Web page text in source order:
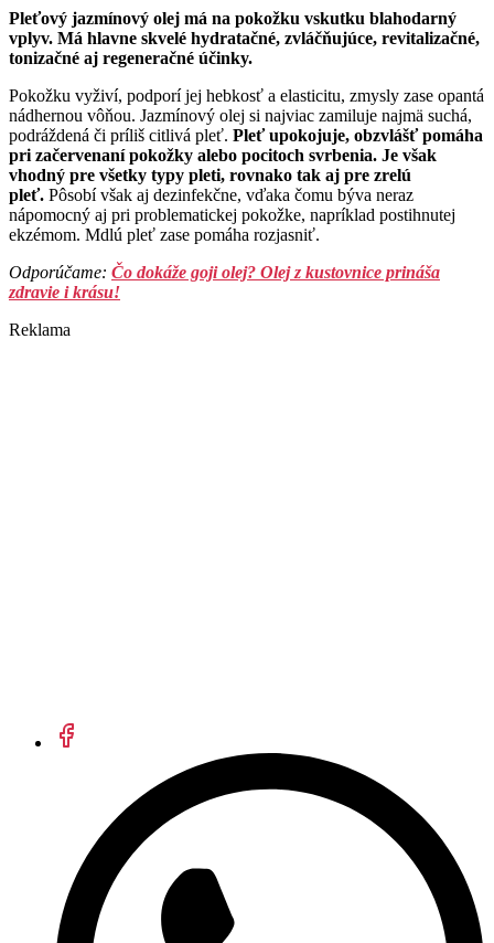
Pleťový jazmínový olej má na pokožku vskutku blahodarný
vplyv. Má hlavne skvelé hydratačné, zvláčňujúce, revitalizačné,
tonizačné aj regeneračné účinky.
Pokožku vyživí, podporí jej hebkosť a elasticitu, zmysly zase opantá
nádhernou vôňou. Jazmínový olej si najviac zamiluje najmä suchá,
podráždená či príliš citlivá pleť. Pleť upokojuje, obzvlášť pomáha
pri začervenaní pokožky alebo pocitoch svrbenia. Je však
vhodný pre všetky typy pleti, rovnako tak aj pre zrelú
pleť. Pôsobí však aj dezinfekčne, vďaka čomu býva neraz
nápomocný aj pri problematickej pokožke, napríklad postihnutej
ekzémom. Mdlú pleť zase pomáha rozjasniť.
Odporúčame: Čo dokáže goji olej? Olej z kustovnice prináša
zdravie i krásu!
Reklama